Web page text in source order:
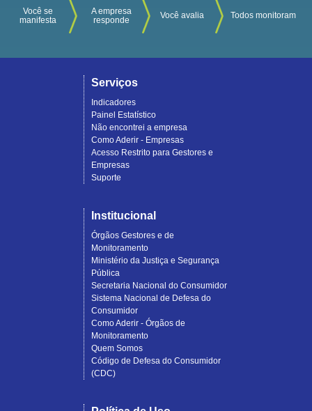
Você se
manifesta
A empresa
responde
Você avalia Todos monitoram
Serviços
Indicadores
Painel Estatístico
Não encontrei a empresa
Como Aderir - Empresas
Acesso Restrito para Gestores e
Empresas
Suporte
Institucional
Órgãos Gestores e de
Monitoramento
Ministério da Justiça e Segurança
Pública
Secretaria Nacional do Consumidor
Sistema Nacional de Defesa do
Consumidor
Como Aderir - Órgãos de
Monitoramento
Quem Somos
Código de Defesa do Consumidor
(CDC)